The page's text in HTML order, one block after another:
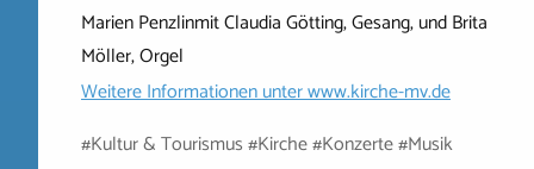
Marien Penzlinmit Claudia Götting, Gesang, und Brita
Möller, Orgel
Weitere Informationen unterwww.kirche-mv.de
#Kultur & Tourismus #Kirche #Konzerte #Musik